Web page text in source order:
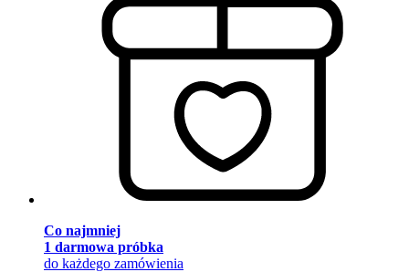
Co najmniej
1 darmowa próbka
do każdego zamówienia